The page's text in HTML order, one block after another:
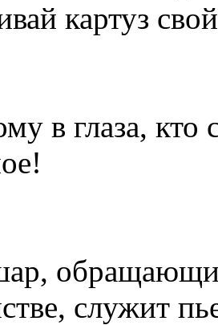
картуз
в глаза, кто
служит